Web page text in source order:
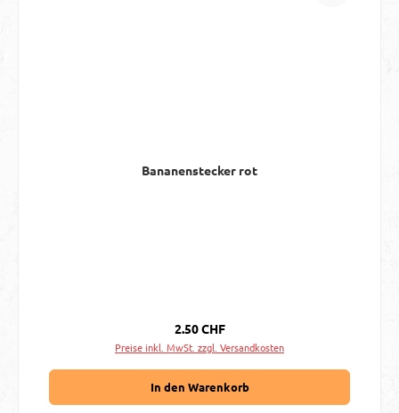
Bananenstecker rot
Regulärer Preis:
2.50 CHF
Preise inkl. MwSt. zzgl. Versandkosten
In den Warenkorb